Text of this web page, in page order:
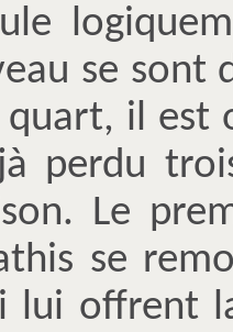
se sont
quart, il est
perdu
Le
se
lui offrent